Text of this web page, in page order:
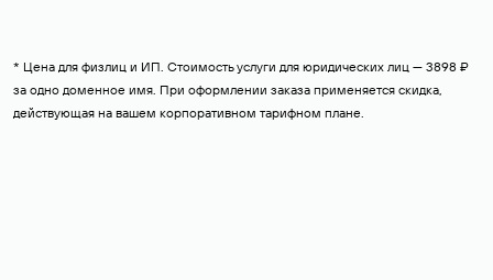
* Цена для физлиц и ИП. Стоимость услуги для юридических лиц — 3898 ₽
за одно доменное имя. При оформлении заказа применяется скидка,
действующая на вашем корпоративном тарифном плане.